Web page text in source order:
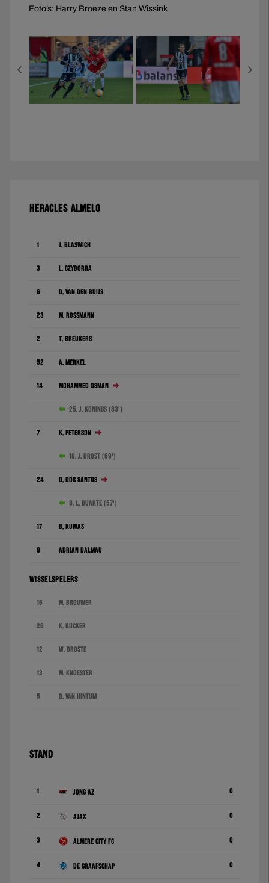
Foto’s: Harry Broeze en Stan Wissink
HERACLES ALMELO
1 J. Blaswich
3 L. Czyborra
6 D. Van den Buijs
23 M. Rossmann
2 T. Breukers
52 A. Merkel
14 Mohammed Osman
25. J. Konings (83')
7 K. Peterson
18. J. Drost (69')
24 D. dos Santos
8. L. Duarte (57')
17 B. Kuwas
9 Adrián Dalmau
WISSELSPELERS
16 M. Brouwer
26 K. Bucker
12 W. Droste
13 M. Knoester
5 B. van Hintum
STAND
1 Jong AZ 0
2 Ajax 0
3 Almere City FC 0
4 De Graafschap 0